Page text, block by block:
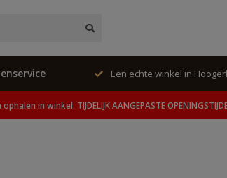
in winkel. Een echte winkel in
in winkel. TIJDELIJK AANGEPASTE